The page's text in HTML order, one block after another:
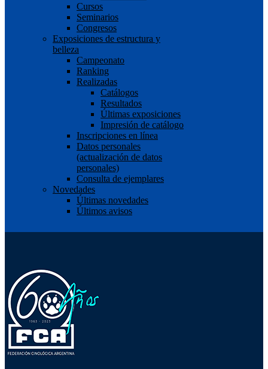
Cursos
Seminarios
Congresos
Exposiciones de estructura y
belleza
Campeonato
Ranking
Realizadas
Catálogos
Resultados
Últimas exposiciones
Impresión de catálogo
Inscripciones en línea
Datos personales
(actualización de datos
personales)
Consulta de ejemplares
Novedades
Últimas novedades
Últimos avisos